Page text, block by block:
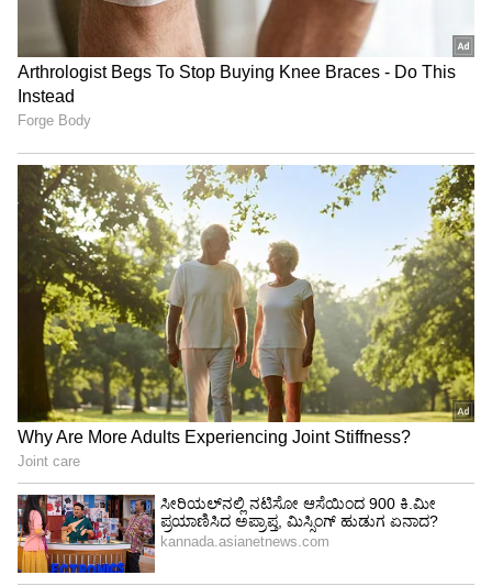
ಲವ್ ಮಾಕ್ಟೇಲ್ 3 ದಿಲೀಪ್ ನಟಿಸಿದ ಕೊನೆಯ ಸಿನಿಮಾ
ಲವ್ ಮಾಕ್ಟೇಲ್ 3 ದಿಲೀಪ್ ನಟಿಸಿದ ಕೊನೆಯ ಸಿನಿಮಾ.
ಪ್ರೀತಿಸಿ ಕೈ ಹಿಡಿದ ಪತ್ನಿ ಶ್ರೀ ವಿದ್ಯಾ , ಇಬ್ಬರೂ ಮುದ್ದಿನ
ಮಕ್ಕಳು ಜೊತೆಗೆ ತಮ್ಮ ಕಿರುತೆರೆಯ ದೊಡ್ಡ ಕುಟುಂಬವನ್ನು
ಅನಾಥವಾಗಿ ಬಿಟ್ಟು ದಿಲೀಪ್ ಕಣ್ಮರೆ ಆಗಿದ್ದಾರೆ. ರಾಮನಗರ
ಬಳಿಯ ಅವರದ್ದೇ ತೋಟದ ಮನೆಯಲ್ಲಿ ದಿಲೀಪ್ ಅಂತ್ಯ
ಸಂಸ್ಕಾರ ನೆರವೇರಿದೆ. ಚಿರಂಜೀವಿ ಸರ್ಜಾ, ಪುನೀತ್ ರಾಜ್
ಕುಮಾರ್ ಬಳಿಕ ಮತ್ತೊಬ್ಬ ಪ್ರತಿಭಾನ್ವಿತ ನಟ ಚಿಕ್ಕ ವಯಸ್ಸಲ್ಲಿ
ಹೃದಯಾಘಾತದಿಂದ ನಿಧನ ಆಗಿರೋದು ಕನ್ನಡ
ಕಲಾಲೋಕಕ್ಕೆ ಆಘಾತ ತಂದಿದೆ.
ಹೆಚ್ಚಿನ ಮಾಹಿತಿಗೆ ಸಿನಿಮಾ ಹಂಗಾಮ ನೋಡಿ..